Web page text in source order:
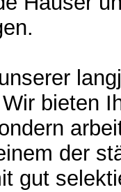
bieten
der
gut